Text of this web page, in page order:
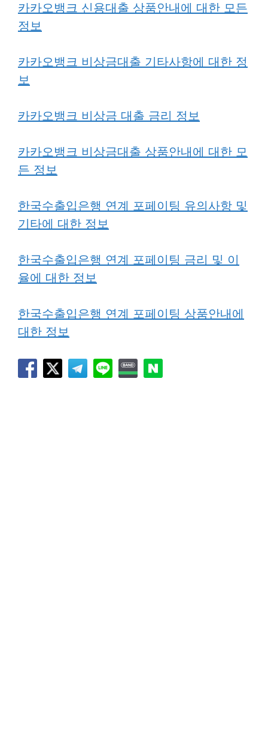
카카오뱅크 신용대출 상품안내에 대한 모든
정보
카카오뱅크 비상금대출 기타사항에 대한 정
보
카카오뱅크 비상금 대출 금리 정보
카카오뱅크 비상금대출 상품안내에 대한 모
든 정보
한국수출입은행 연계 포페이팅 유의사항 및
기타에 대한 정보
한국수출입은행 연계 포페이팅 금리 및 이
율에 대한 정보
한국수출입은행 연계 포페이팅 상품안내에
대한 정보